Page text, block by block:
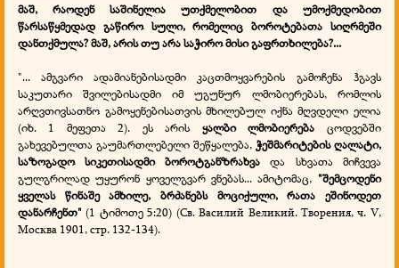
მაშ, რაოდენ საშინელია უთქმელობით და უმოქმედობით
წარსაწყმედად გაწირო სული, რომელიც ბოროტებათა სიღრმეში
დანთქმულა? მაშ, არის თუ არა საჭირო მისი გაფრთხილება?...
"... ამგვარი ადამიანებისადმი კაცთმოყვარების გამოჩენა ჰგავს
საკუთარი შვილებისადმი იმ უგუნურ ლმობიერებას, რომლის
არღვთივსათნო გამოყენებისათვის მხილებულ იქნა მღვდელი ელია
(იხ. 1 მეფეთა 2). ეს არის ყალბი ლმობიერება ცოდვებში
გახევებულთა გაუმართლებელი შეწყალება, ჭეშმარიტების ღალატი,
საზოგადო სიკეთისადმი ბოროტგანზრახვა და სხვათა მიჩვევა
გულგრილად უყურონ ყოველგვარ ვნებას... ამიტომაც, "შემცოდენი
ყველას წინაშე ამხილე, ბრძანებს მოციქული, რათა ეშინოდეთ
დანარჩენთ" (1 ტიმოთე 5:20) (Св. Василий Великий. Творения, ч. V,
Москва 1901, стр. 132-134).